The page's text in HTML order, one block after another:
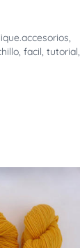
,
, facil, tutorial,